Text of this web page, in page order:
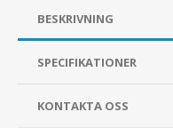
BESKRIVNING
SPECIFIKATIONER
KONTAKTA OSS